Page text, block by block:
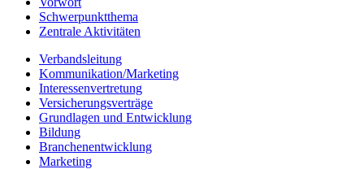
Schwerpunktthema
Zentrale Aktivitäten
Verbandsleitung
Kommunikation/Marketing
Interessenvertretung
Versicherungsverträge
Grundlagen und Entwicklung
Bildung
Branchenentwicklung
Marketing